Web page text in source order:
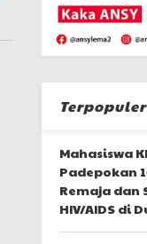
Terpopuler
Mahasiswa
Padepokan
Remaja dan
HIV/AIDS di